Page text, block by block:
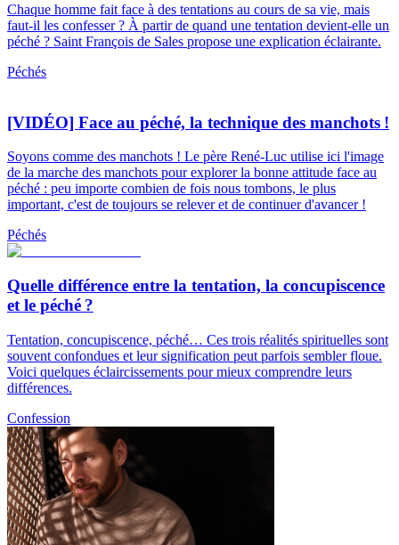
Chaque homme fait face à des tentations au cours de sa vie, mais
faut-il les confesser ? À partir de quand une tentation devient-elle un
péché ? Saint François de Sales propose une explication éclairante.
Péchés
[VIDÉO] Face au péché, la technique des manchots !
Soyons comme des manchots ! Le père René-Luc utilise ici l'image
de la marche des manchots pour explorer la bonne attitude face au
péché : peu importe combien de fois nous tombons, le plus
important, c'est de toujours se relever et de continuer d'avancer !
Péchés
Quelle différence entre la tentation, la concupiscence
et le péché ?
Tentation, concupiscence, péché… Ces trois réalités spirituelles sont
souvent confondues et leur signification peut parfois sembler floue.
Voici quelques éclaircissements pour mieux comprendre leurs
différences.
Confession